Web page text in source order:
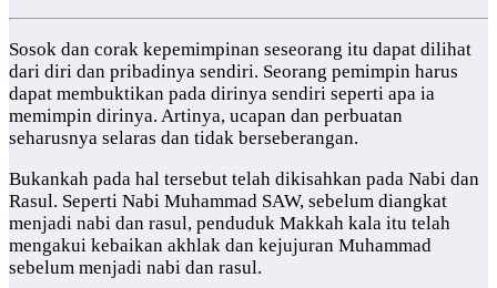
Sosok dan corak kepemimpinan seseorang itu dapat dilihat
dari diri dan pribadinya sendiri. Seorang pemimpin harus
dapat membuktikan pada dirinya sendiri seperti apa ia
memimpin dirinya. Artinya, ucapan dan perbuatan
seharusnya selaras dan tidak berseberangan.
Bukankah pada hal tersebut telah dikisahkan pada Nabi dan
Rasul. Seperti Nabi Muhammad SAW, sebelum diangkat
menjadi nabi dan rasul, penduduk Makkah kala itu telah
mengakui kebaikan akhlak dan kejujuran Muhammad
sebelum menjadi nabi dan rasul.